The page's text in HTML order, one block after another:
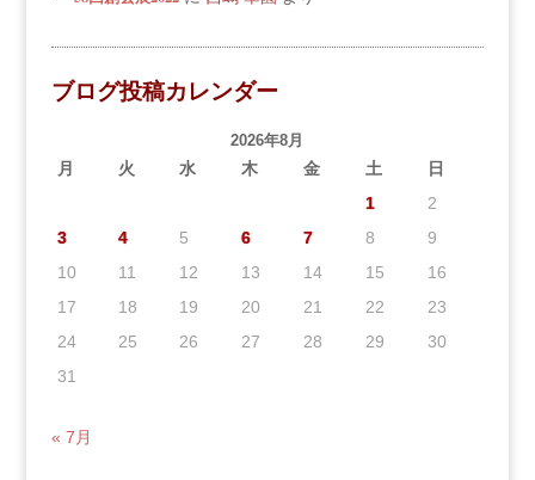
ブログ投稿カレンダー
2026年8月
月 火 水 木 金 土
日
1
2
3
4 5 6 7 8
9
10
11 12 13 14 15
16
17
18 19 20 21 22
23
24
25 26 27 28 29
30
31
« 7月